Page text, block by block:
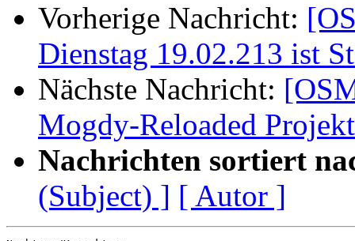
Vorherige Nachricht:
Dienstag 19.02.213 ist
Nächste Nachricht:
Mogdy-Reloaded
Nachrichten sortiert
(Subject) ] [ Autor ]